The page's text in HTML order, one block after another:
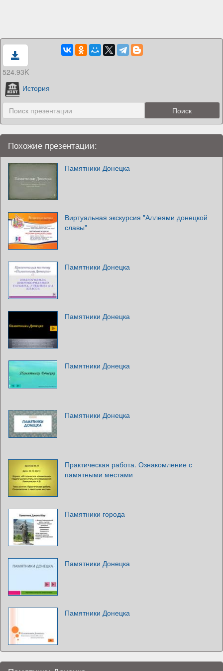
524.93K
История
Похожие презентации:
Памятники Донецка
Виртуальная экскурсия "Аллеями донецкой
славы"
Памятники Донецка
Памятники Донецка
Памятники Донецка
Памятники Донецка
Практическая работа. Ознакомление с
памятными местами
Памятники города
Памятники Донецка
Памятники Донецка